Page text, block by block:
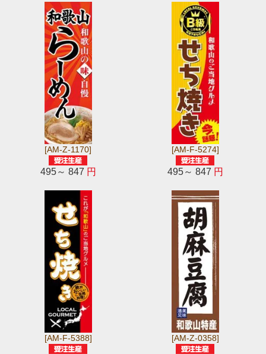
[AM-Z-1170]
495～ 847 円
[AM-F-5274]
495～ 847 円
[AM-F-5388] [AM-Z-0358]